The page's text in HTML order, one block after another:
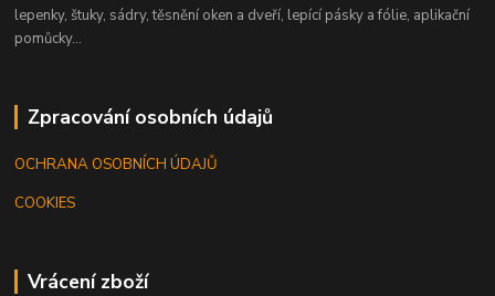
lepenky, štuky, sádry, těsnění oken a dveří, lepící pásky a fólie, aplikační
pomůcky...
Zpracování osobních údajů
OCHRANA OSOBNÍCH ÚDAJŮ
COOKIES
Vrácení zboží